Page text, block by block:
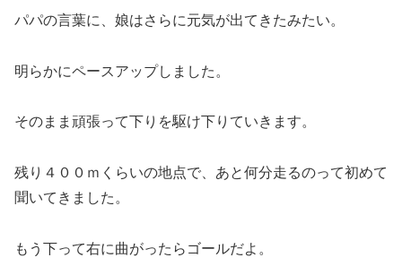
パパの言葉に、娘はさらに元気が出てきたみたい。
明らかにペースアップしました。
そのまま頑張って下りを駆け下りていきます。
残り４００ｍくらいの地点で、あと何分走るのって初めて
聞いてきました。
もう下って右に曲がったらゴールだよ。